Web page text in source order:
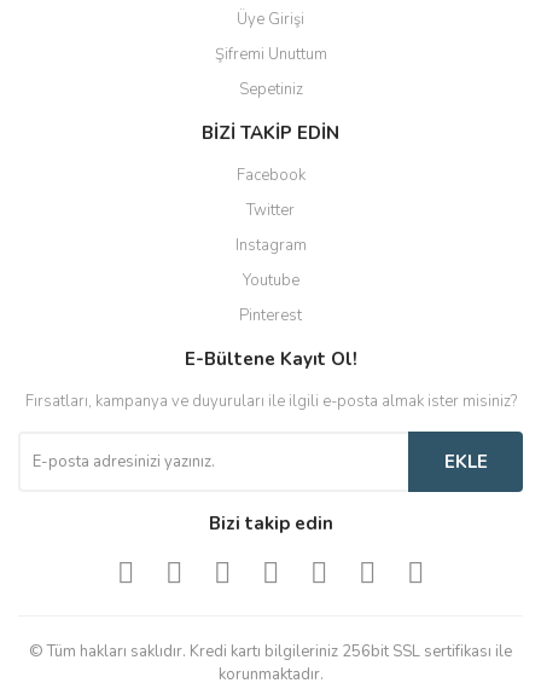
Üye Girişi
Şifremi Unuttum
Sepetiniz
BİZİ TAKİP EDİN
Facebook
Twitter
Instagram
Youtube
Pinterest
E-Bültene Kayıt Ol!
Fırsatları, kampanya ve duyuruları ile ilgili e-posta almak ister misiniz?
EKLE
Bizi takip edin
© Tüm hakları saklıdır. Kredi kartı bilgileriniz 256bit SSL sertifikası ile
korunmaktadır.